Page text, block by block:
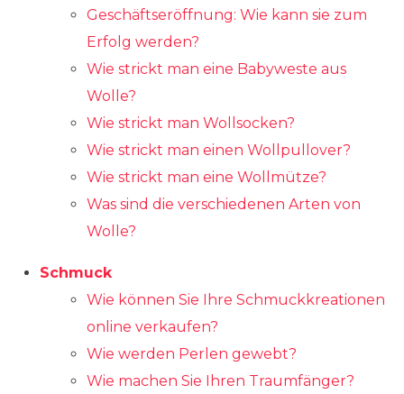
Geschäftseröffnung: Wie kann sie zum
Erfolg werden?
Wie strickt man eine Babyweste aus
Wolle?
Wie strickt man Wollsocken?
Wie strickt man einen Wollpullover?
Wie strickt man eine Wollmütze?
Was sind die verschiedenen Arten von
Wolle?
Schmuck
Wie können Sie Ihre Schmuckkreationen
online verkaufen?
Wie werden Perlen gewebt?
Wie machen Sie Ihren Traumfänger?